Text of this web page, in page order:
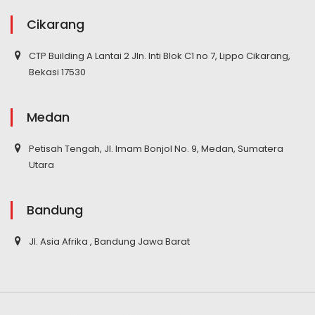
Cikarang
CTP Building A Lantai 2 Jln. Inti Blok C1 no 7, Lippo Cikarang,
Bekasi 17530
Medan
Petisah Tengah, Jl. Imam Bonjol No. 9, Medan, Sumatera
Utara
Bandung
Jl. Asia Afrika , Bandung Jawa Barat